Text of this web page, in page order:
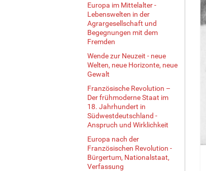
Europa im Mittelalter -
Lebenswelten in der
Agrargesellschaft und
Begegnungen mit dem
Fremden
Wende zur Neuzeit - neue
Welten, neue Horizonte, neue
Gewalt
Französische Revolution –
Der frühmoderne Staat im
18. Jahrhundert in
Südwestdeutschland -
Anspruch und Wirklichkeit
Europa nach der
Französischen Revolution -
Bürgertum, Nationalstaat,
Verfassung